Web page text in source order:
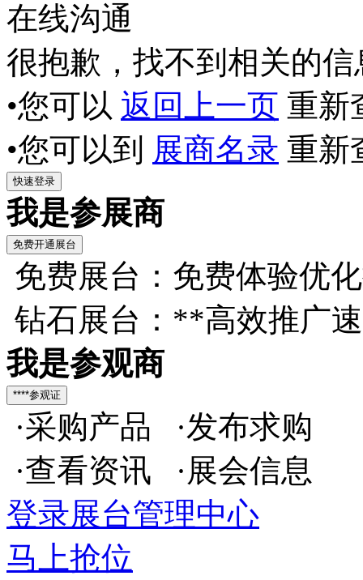
在线沟通
很抱歉，找不到相关的信
•您可以 返回上一页 重新
•您可以到 展商名录 重新
我是参展商
免费展台：免费体验优
钻石展台：**高效推广
我是参观商
·采购产品 ·发布求购
·查看资讯 ·展会信息
登录展台管理中心
马上抢位